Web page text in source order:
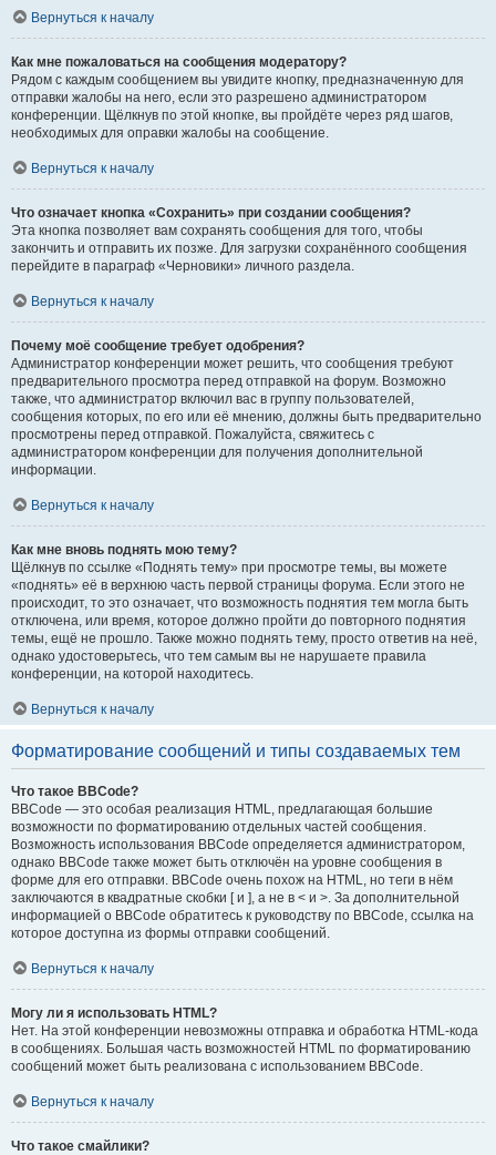
Вернуться к началу
Как мне пожаловаться на сообщения модератору?
Рядом с каждым сообщением вы увидите кнопку, предназначенную для
отправки жалобы на него, если это разрешено администратором
конференции. Щёлкнув по этой кнопке, вы пройдёте через ряд шагов,
необходимых для оправки жалобы на сообщение.
Вернуться к началу
Что означает кнопка «Сохранить» при создании сообщения?
Эта кнопка позволяет вам сохранять сообщения для того, чтобы
закончить и отправить их позже. Для загрузки сохранённого сообщения
перейдите в параграф «Черновики» личного раздела.
Вернуться к началу
Почему моё сообщение требует одобрения?
Администратор конференции может решить, что сообщения требуют
предварительного просмотра перед отправкой на форум. Возможно
также, что администратор включил вас в группу пользователей,
сообщения которых, по его или её мнению, должны быть предварительно
просмотрены перед отправкой. Пожалуйста, свяжитесь с
администратором конференции для получения дополнительной
информации.
Вернуться к началу
Как мне вновь поднять мою тему?
Щёлкнув по ссылке «Поднять тему» при просмотре темы, вы можете
«поднять» её в верхнюю часть первой страницы форума. Если этого не
происходит, то это означает, что возможность поднятия тем могла быть
отключена, или время, которое должно пройти до повторного поднятия
темы, ещё не прошло. Также можно поднять тему, просто ответив на неё,
однако удостоверьтесь, что тем самым вы не нарушаете правила
конференции, на которой находитесь.
Вернуться к началу
Форматирование сообщений и типы создаваемых тем
Что такое BBCode?
BBCode — это особая реализация HTML, предлагающая большие
возможности по форматированию отдельных частей сообщения.
Возможность использования BBCode определяется администратором,
однако BBCode также может быть отключён на уровне сообщения в
форме для его отправки. BBCode очень похож на HTML, но теги в нём
заключаются в квадратные скобки [ и ], а не в < и >. За дополнительной
информацией о BBCode обратитесь к руководству по BBCode, ссылка на
которое доступна из формы отправки сообщений.
Вернуться к началу
Могу ли я использовать HTML?
Нет. На этой конференции невозможны отправка и обработка HTML-кода
в сообщениях. Большая часть возможностей HTML по форматированию
сообщений может быть реализована с использованием BBCode.
Вернуться к началу
Что такое смайлики?